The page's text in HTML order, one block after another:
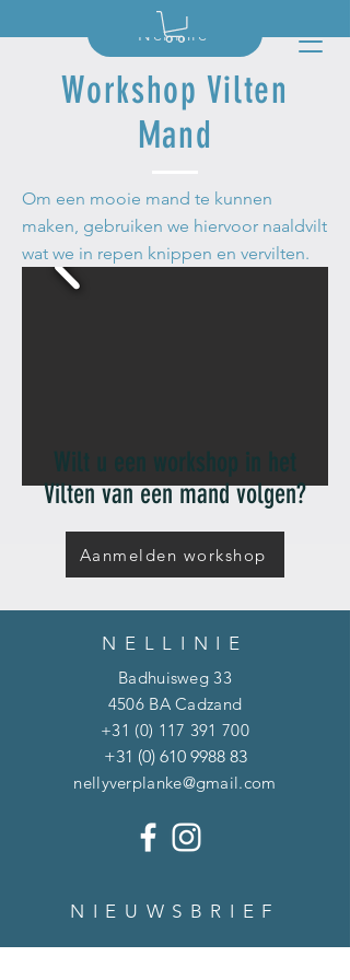
Nellinie
Workshop Vilten
Mand
Om een mooie mand te kunnen
maken, gebruiken we hiervoor naaldvilt
wat we in repen knippen en vervilten.
Wilt u een workshop in het
Vilten van een mand volgen?
Aanmelden workshop
NELLINIE
Badhuisweg 33
4506 BA Cadzand
+31 (0) 117 391 700
+31 (0) 610 9988 83
nellyverplanke@gmail.com
NIEUWSBRIEF